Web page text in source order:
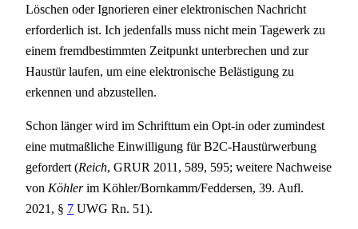
Löschen oder Ignorieren einer elektronischen Nachricht
erforderlich ist. Ich jedenfalls muss nicht mein Tagewerk zu
einem fremdbestimmten Zeitpunkt unterbrechen und zur
Haustür laufen, um eine elektronische Belästigung zu
erkennen und abzustellen.
Schon länger wird im Schrifttum ein Opt-in oder zumindest
eine mutmaßliche Einwilligung für B2C-Haustürwerbung
gefordert (Reich, GRUR 2011, 589, 595; weitere Nachweise
von Köhlerim Köhler/Bornkamm/Feddersen, 39. Aufl.
2021, § 7 UWG Rn. 51).